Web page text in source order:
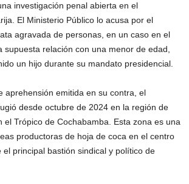
investigación penal abierta en el
El Ministerio Público lo acusa por el
agravada de personas, en un caso en el
supuesta relación con una menor de edad,
un hijo durante su mandato presidencial.
aprehensión emitida en su contra, el
desde octubre de 2024 en la región de
el Trópico de Cochabamba. Esta zona es una
productoras de hoja de coca en el centro
el principal bastión sindical y político de